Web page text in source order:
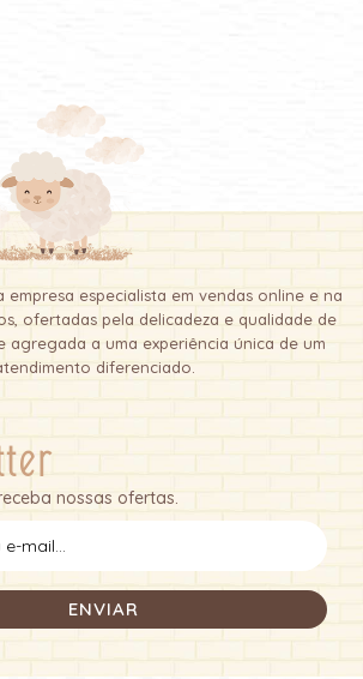
empresa especialista em vendas online e na
ofertadas pela delicadeza e qualidade de
agregada a uma experiência única de um
diferenciado.
nossas ofertas.